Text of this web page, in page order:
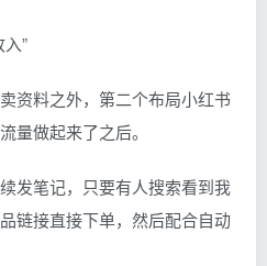
”
资料之外，第二个布局小红书
量做起来了之后。
发笔记，只要有人搜索看到我
链接直接下单，然后配合自动